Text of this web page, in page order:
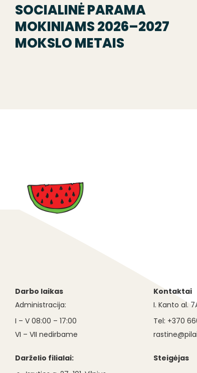
SOCIALINĖ PARAMA
MOKINIAMS 2026–2027
MOKSLO METAIS
Darbo laikas
Administracija:
I – V 08:00 – 17:00
VI – VII nedirbame
Darželio filialai:
Kontaktai
I. Kanto al.
Tel: +370
Steigėjas